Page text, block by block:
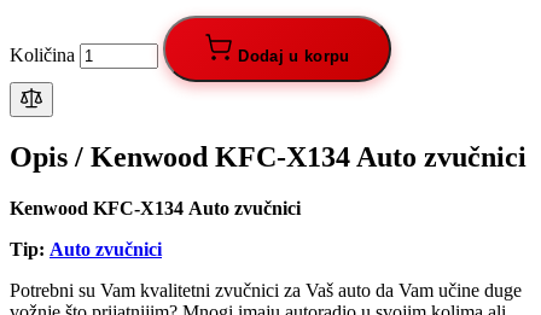
Količina Dodaj u korpu
Opis / Kenwood KFC-X134 Auto zvučnici
Kenwood KFC-X134 Auto zvučnici
Tip: Auto zvučnici
Potrebni su Vam kvalitetni zvučnici za Vaš auto da Vam učine duge